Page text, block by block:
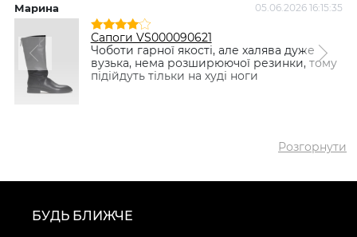
✅
Найпопулярніший
товар
Чоботи VS000092486
Коричневий
Марина 05.06.2026 16:15:35
Сапоги VS000090621
Чоботи гарної якості, але халява дуже
вузька, нема розширюючої резинки, тому
підійдуть тільки на худі ноги
Розгорнути
БУДЬ БЛИЖЧЕ